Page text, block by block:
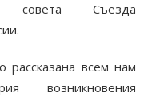
Съезда
всем нам
возникновения